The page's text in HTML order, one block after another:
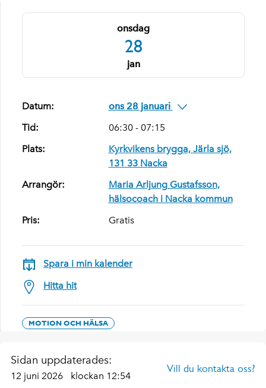
onsdag
28
jan
Datum:
ons 28 januari
Tid:
06:30 - 07:15
Plats:
Kyrkvikens brygga, Järla sjö,
131 33 Nacka
Arrangör:
Maria Arljung Gustafsson,
hälsocoach i Nacka kommun
Pris:
Gratis
Spara i min kalender
Hitta hit
MOTION OCH HÄLSA
Sidan uppdaterades:
12 juni 2026 klockan 12:54
Vill du kontakta oss?